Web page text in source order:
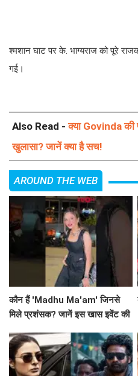
श्मशान घाट पर के. भाग्यराज को पूरे
गई।
Also Read -क्या Govinda की
खुलासा? जानें क्या है सच!
AROUND THE WEB
कौन हैं 'Madhu Ma'am' जिनसे
मिले प्रशंसक? जानें इस खास इवेंट की